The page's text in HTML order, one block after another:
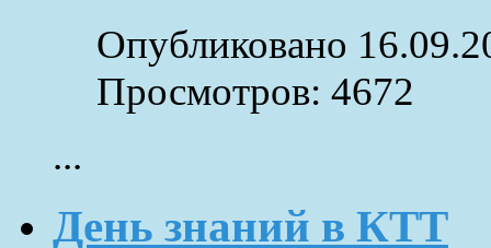
Опубликовано
Просмотров: 4672
...
День знаний в КТТ